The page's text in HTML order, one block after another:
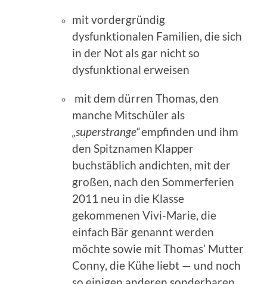
mitvordergründig
dysfunktionalen Familien, diesich
in der Not als gar nicht so
dysfunktional erweisen
mit dem dürrenThomas,den
manche Mitschüler als
„superstrange“empfinden und ihm
den Spitznamen Klapper
buchstäblich andichten, mit der
großen, nach den Sommerferien
2011 neu in die Klasse
gekommenen Vivi-Marie, die
einfach Bär genannt werden
möchte sowie mitThomas’ Mutter
Conny, die Kühe liebt — und noch